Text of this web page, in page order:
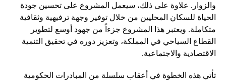
والزوار. علاوة على ذلك، سيعمل المشروع على تحسين جودة
الحياة للسكان المحليين من خلال توفير وجهة ترفيهية وثقافية
متكاملة. ويعتبر هذا المشروع جزءاً من جهود أوسع لتطوير
القطاع السياحي في المملكة، وتعزيز دوره في تحقيق التنمية
الاقتصادية والاجتماعية.
تأتي هذه الخطوة في أعقاب سلسلة من المبادرات الحكومية